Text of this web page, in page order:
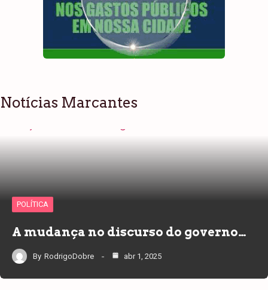
Notícias Marcantes
POLÍTICA
A mudança no discurso do governo…
By RodrigoDobre abr 1, 2025